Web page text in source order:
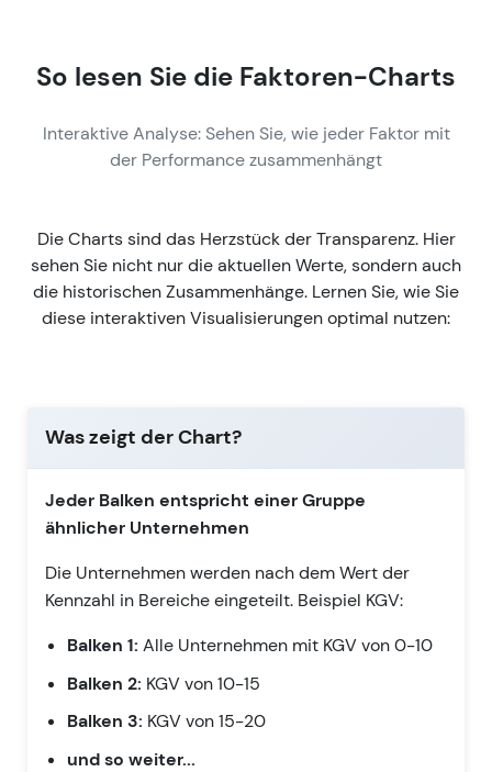
So lesen Sie die Faktoren-Charts
Interaktive Analyse: Sehen Sie, wie jeder Faktor mit
der Performance zusammenhängt
Die Charts sind das Herzstück der Transparenz. Hier
sehen Sie nicht nur die aktuellen Werte, sondern auch
die historischen Zusammenhänge. Lernen Sie, wie Sie
diese interaktiven Visualisierungen optimal nutzen:
Was zeigt der Chart?
Jeder Balken entspricht einer Gruppe
ähnlicher Unternehmen
Die Unternehmen werden nach dem Wert der
Kennzahl in Bereiche eingeteilt. Beispiel KGV:
Balken 1: Alle Unternehmen mit KGV von 0-10
Balken 2: KGV von 10-15
Balken 3: KGV von 15-20
und so weiter...